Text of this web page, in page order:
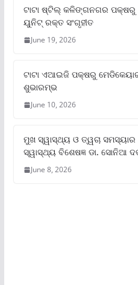
ଟାଟା ଷ୍ଟିଲ୍‌ କଳିଙ୍ଗନଗର ପକ୍ଷରୁ
ୟୁନିଟ୍‌ ରକ୍ତ ସଂଗୃହୀତ
June 19, 2026
ଟାଟା ଏଆଇଜି ପକ୍ଷରୁ
ଶୁଭାରମ୍ଭ
June 10, 2026
ମୁଖ ସ୍ୱାସ୍ଥ୍ୟ ଓ ତ୍ୱଚା
ସ୍ୱାସ୍ଥ୍ୟ ବିଶେଷଜ୍ଞ ଡା. ସୋନିଆ
June 8, 2026